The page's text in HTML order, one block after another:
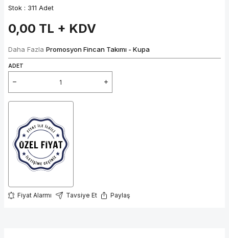
Stok : 311 Adet
0,00 TL + KDV
Daha Fazla Promosyon Fincan Takımı - Kupa
ADET
Fiyat Alarmı Tavsiye Et Paylaş